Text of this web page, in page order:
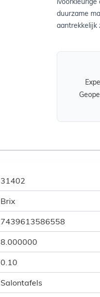
duurzame
aantrekkelijk
31402
Brix
7439613586558
8.000000
0.10
Salontafels